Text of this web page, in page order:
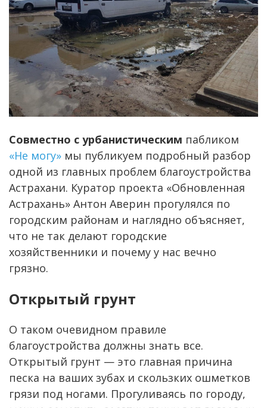
Совместно с урбанистическим пабликом
«Не могу» мы публикуем подробный разбор
одной из главных проблем благоустройства
Астрахани. Куратор проекта «Обновленная
Астрахань» Антон Аверин прогулялся по
городским районам и наглядно объясняет,
что не так делают городские
хозяйственники и почему у нас вечно
грязно.
Открытый грунт
О таком очевидном правиле
благоустройства должны знать все.
Открытый грунт — это главная причина
песка на ваших зубах и скользких ошметков
грязи под ногами. Прогуливаясь по городу,